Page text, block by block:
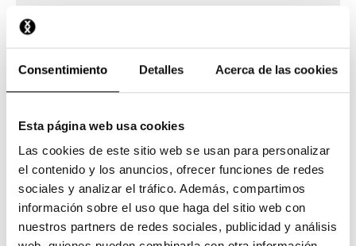
Consentimiento Detalles Acerca de las cookies
Esta página web usa cookies
Las cookies de este sitio web se usan para personalizar
el contenido y los anuncios, ofrecer funciones de redes
sociales y analizar el tráfico. Además, compartimos
información sobre el uso que haga del sitio web con
nuestros partners de redes sociales, publicidad y análisis
Número de teléfono del servicio de atención al cliente
Director general
Registro mercantil